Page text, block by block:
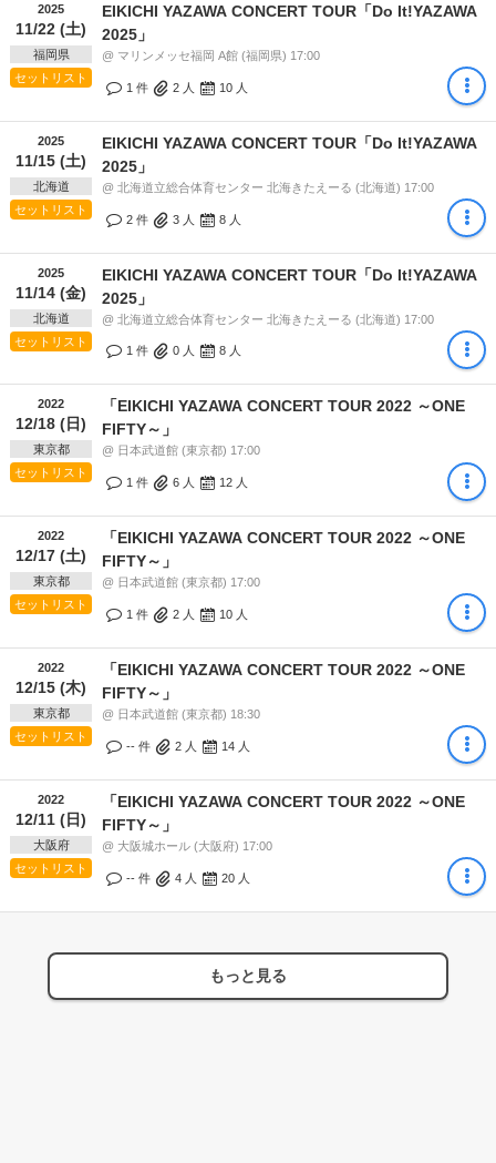
2025
11/22 (土)
福岡県
セットリスト
EIKICHI YAZAWA CONCERT TOUR「Do It!YAZAWA
2025」
@ マリンメッセ福岡 A館 (福岡県) 17:00
1 件 2 人 10 人
2025
11/15 (土)
北海道
セットリスト
EIKICHI YAZAWA CONCERT TOUR「Do It!YAZAWA
2025」
@ 北海道立総合体育センター 北海きたえーる (北海道) 17:00
2 件 3 人 8 人
2025
11/14 (金)
北海道
セットリスト
EIKICHI YAZAWA CONCERT TOUR「Do It!YAZAWA
2025」
@ 北海道立総合体育センター 北海きたえーる (北海道) 17:00
1 件 0 人 8 人
2022
12/18 (日)
東京都
セットリスト
「EIKICHI YAZAWA CONCERT TOUR 2022 ～ONE
FIFTY～」
@ 日本武道館 (東京都) 17:00
1 件 6 人 12 人
2022
12/17 (土)
東京都
セットリスト
「EIKICHI YAZAWA CONCERT TOUR 2022 ～ONE
FIFTY～」
@ 日本武道館 (東京都) 17:00
1 件 2 人 10 人
2022
12/15 (木)
東京都
セットリスト
「EIKICHI YAZAWA CONCERT TOUR 2022 ～ONE
FIFTY～」
@ 日本武道館 (東京都) 18:30
-- 件 2 人 14 人
2022
12/11 (日)
大阪府
セットリスト
「EIKICHI YAZAWA CONCERT TOUR 2022 ～ONE
FIFTY～」
@ 大阪城ホール (大阪府) 17:00
-- 件 4 人 20 人
もっと見る